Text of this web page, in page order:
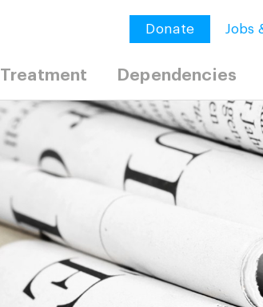
Donate Jobs
Treatment Dependencies